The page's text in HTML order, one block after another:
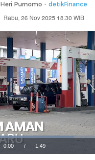
Heri Purnomo - detikFinance
Rabu, 26 Nov 2025 18:30 WIB